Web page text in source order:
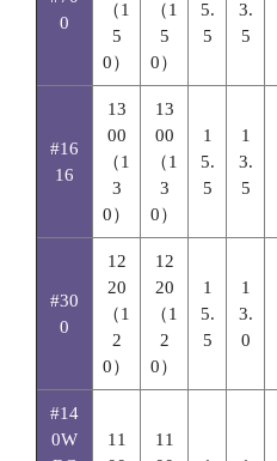
0
（1
5
0）
（1
5
0）
5.
5
3.
5
#16
16
13
00
（1
3
0）
13
00
（1
3
0）
1
5.
5
1
3.
5
#30
0
12
20
（1
2
0）
12
20
（1
2
0）
1
5.
5
1
3.
0
#14
0W
11
11